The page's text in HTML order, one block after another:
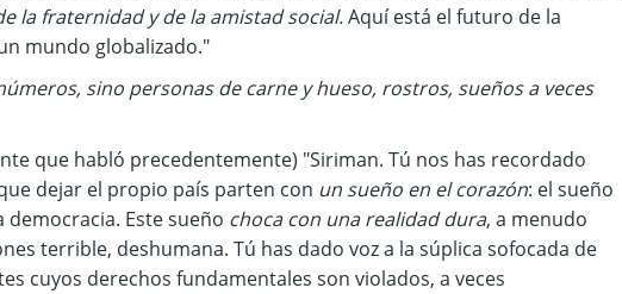
la fraternidad y de la amistad social.Aquí está el futuro de la
mundo globalizado."
sino personas de carne y hueso, rostros, sueños a veces
que habló precedentemente) "Siriman. Tú nos has recordado
dejar el propio país parten con un sueño en el corazón: el sueño
democracia. Este sueño choca con una realidad dura, a menudo
terrible, deshumana. Tú has dado voz a la súplica sofocada de
cuyos derechos fundamentales son violados, a veces